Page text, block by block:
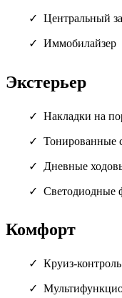
Центральный
Иммобилайзер
Экстерьер
Накладки на
Тонированные
Дневные
Светодиодные
Комфорт
Круиз-контроль